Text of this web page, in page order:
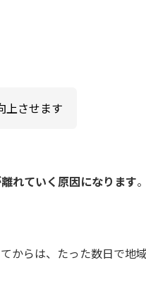
上させます
れていく原因になります。
からは、たった数日で地